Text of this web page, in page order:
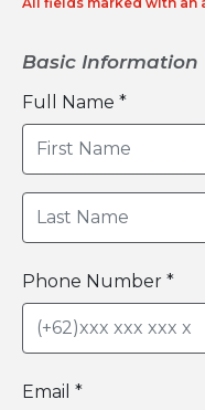
Basic Information
Full Name *
Phone Number *
Email *